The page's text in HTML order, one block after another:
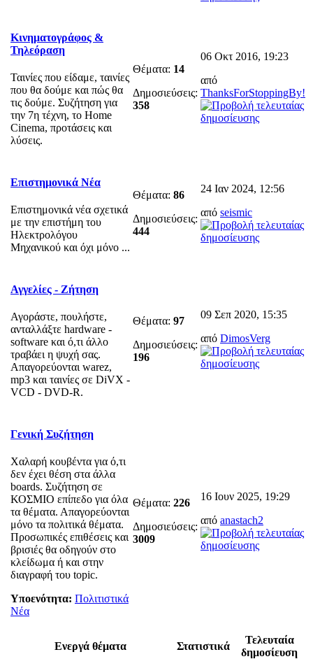
Κινηματογράφος &
Τηλεόραση
Ταινίες που είδαμε, ταινίες
που θα δούμε και πώς θα
τις δούμε. Συζήτηση για
την 7η τέχνη, το Home
Cinema, προτάσεις και
λύσεις.
Θέματα: 14
Δημοσιεύσεις:
358
06 Οκτ 2016, 19:23
από
ThanksForStoppingBy!
Επιστημονικά Νέα
Επιστημονικά νέα σχετικά
με την επιστήμη του
Ηλεκτρολόγου
Μηχανικού και όχι μόνο ...
Θέματα: 86
Δημοσιεύσεις:
444
24 Ιαν 2024, 12:56
από seismic
Αγγελίες - Ζήτηση
Αγοράστε, πουλήστε,
ανταλλάξτε hardware -
software και ό,τι άλλο
τραβάει η ψυχή σας.
Απαγορεύονται warez,
mp3 και ταινίες σε DiVX -
VCD - DVD-R.
Θέματα: 97
Δημοσιεύσεις:
196
09 Σεπ 2020, 15:35
από DimosVerg
Γενική Συζήτηση
Χαλαρή κουβέντα για ό,τι
δεν έχει θέση στα άλλα
boards. Συζήτηση σε
ΚΟΣΜΙΟ επίπεδο για όλα
τα θέματα. Απαγορεύονται
μόνο τα πολιτικά θέματα.
Προσωπικές επιθέσεις και
βρισιές θα οδηγούν στο
κλείδωμα ή και στην
διαγραφή του topic.
Υποενότητα: Πολιτιστικά
Νέα
Θέματα: 226
Δημοσιεύσεις:
3009
16 Ιουν 2025, 19:29
από anastach2
Ενεργά θέματα Στατιστικά
Τελευταία
δημοσίευση